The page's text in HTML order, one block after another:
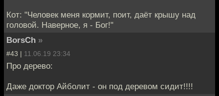
Кот: "Человек меня кормит, поит, даёт крышу над
головой. Наверное, я - Бог!"
BorsCh »
#43 | 11.06.19 23:34
Про дерево:
Даже доктор Айболит - он под деревом сидит!!!!